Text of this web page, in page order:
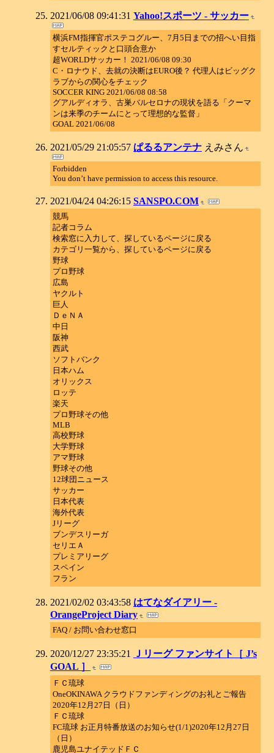
2021/06/08 09:41:31 Yahoo!スポーツ - サッカー
横浜FM指揮官ポステコグルー、7月5日までの招へい目指
すセルティックと口頭合意か
超WORLDサッカー！ 2021/06/08 09:30
C・ロナウド、去就の決断はEURO後？ 代理人はビッグク
ラブからの関心をチェック
SOCCER KING 2021/06/08 08:58
グアルディオラ、古巣バルセロナの現状を語る「クーマ
ンは来季のチームにとって理想的な監督」
GOAL 2021/06/08
2021/05/29 21:05:57 ぱるるアンテナ えみさん
Forbidden
You don’t have permission to access this resource.
2021/04/24 04:26:15 SANSPO.COM
競馬
記者コラム
検索窓に入力して、探しているページに戻る
カテゴリ一覧から、探しているページに戻る
野球
プロ野球
広島
ヤクルト
巨人
ＤｅＮＡ
中日
阪神
西武
ソフトバンク
日本ハム
オリックス
ロッテ
楽天
プロ野球その他
MLB
高校野球
大学野球
アマ野球
野球その他
12球団ニュース
サッカー
日本代表
海外代表
Jリーグ
ブンデスリーガ
セリエＡ
プレミアリーグ
スペイン
フラン
2021/02/02 03:43:58 はてなダイアリー -
OrangeProject Diary
FAQ / お問い合わせ窓口
2020/12/27 23:35:21
Ｊリーグ ファンサイト［ J’s
GOAL ］
ＦＣ琉球
OneOKINAWA クラウドファンディングのお礼とご報告
2020年12月27日（日）
ＦＣ琉球
FC琉球 お正月特番放送のお知らせ(1/1)2020年12月27日
（日）
鹿児島ユナイテッドＦＣ